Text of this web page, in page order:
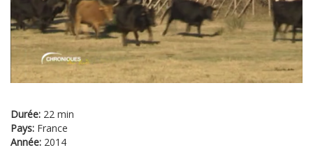
Durée: 22 min
Pays: France
Année: 2014